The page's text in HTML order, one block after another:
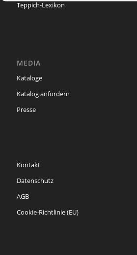
Teppich-Lexikon
MEDIA
Kataloge
Katalog anfordern
Presse
Kontakt
Datenschutz
AGB
Cookie-Richtlinie (EU)